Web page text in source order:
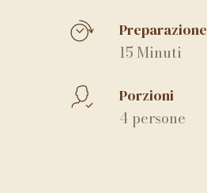
Preparazione
15 Minuti
Porzioni
4 persone